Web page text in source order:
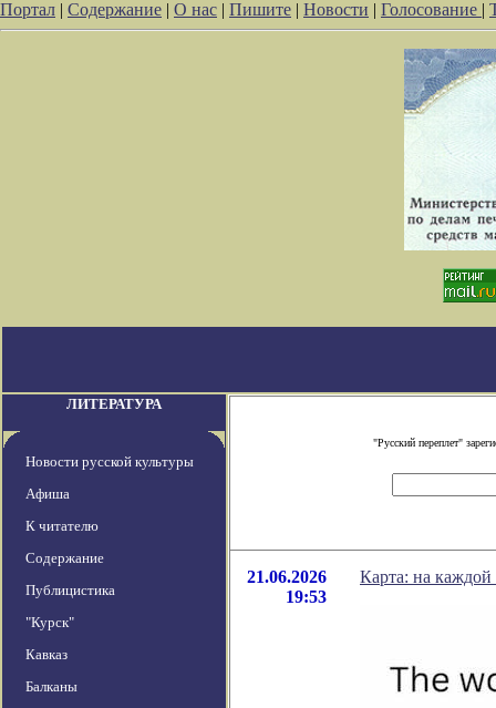
Портал | Содержание | О нас | Пишите | Новости | Голосование |
ЛИТЕРАТУРА
Новости русской культуры
Афиша
К читателю
Содержание
Публицистика
"Курск"
Кавказ
Балканы
"Русский переплет"
21.06.2026
19:53
Карта: на каждой